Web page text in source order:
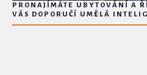
PRONAJÍMÁTE UBYTOVÁNÍ A
VÁS DOPORUČÍ UMĚLÁ